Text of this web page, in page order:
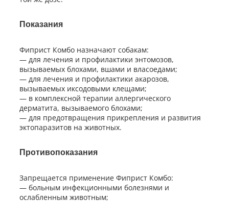
Показания
Фиприст Комбо назначают собакам:
— для лечения и профилактики энтомозов,
вызываемых блохами, вшами и власоедами;
— для лечения и профилактики акарозов,
вызываемых иксодовыми клещами;
— в комплексной терапии аллергического
дерматита, вызываемого блохами;
— для предотвращения прикрепления и развития
эктопаразитов на животных.
Противопоказания
Запрещается применение Фиприст Комбо:
— больным инфекционными болезнями и
ослабленным животным;